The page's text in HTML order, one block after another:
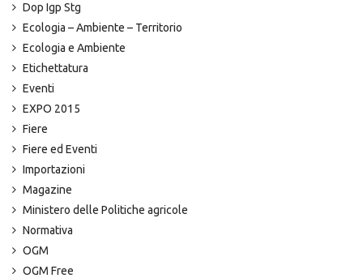
Dop Igp Stg
Ecologia – Ambiente – Territorio
Ecologia e Ambiente
Etichettatura
Eventi
EXPO 2015
Fiere
Fiere ed Eventi
Importazioni
Magazine
Ministero delle Politiche agricole
Normativa
OGM
OGM Free